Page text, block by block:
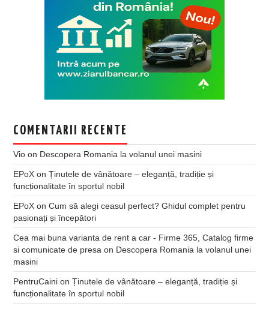
COMENTARII RECENTE
Vio on Descopera Romania la volanul unei masini
EPoX onȚinutele de vânătoare – eleganță, tradiție și
funcționalitate în sportul nobil
EPoX onCum să alegi ceasul perfect? Ghidul complet pentru
pasionați și începători
Cea mai buna varianta de rent a car - Firme 365, Catalog firme
si comunicate de presa on Descopera Romania la volanul unei
masini
PentruCaini onȚinutele de vânătoare – eleganță, tradiție și
funcționalitate în sportul nobil